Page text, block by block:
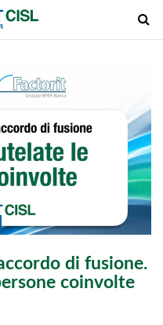
di fusione.
coinvolte